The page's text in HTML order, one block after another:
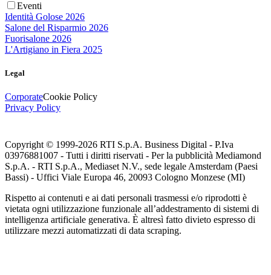
Eventi
Identità Golose 2026
Salone del Risparmio 2026
Fuorisalone 2026
L'Artigiano in Fiera 2025
Legal
CorporateCookie Policy
Privacy Policy
Copyright © 1999-2026 RTI S.p.A. Business Digital - P.Iva
03976881007 - Tutti i diritti riservati - Per la pubblicità Mediamond
S.p.A. - RTI S.p.A., Mediaset N.V., sede legale Amsterdam (Paesi
Bassi) - Uffici Viale Europa 46, 20093 Cologno Monzese (MI)
Rispetto ai contenuti e ai dati personali trasmessi e/o riprodotti è
vietata ogni utilizzazione funzionale all’addestramento di sistemi di
intelligenza artificiale generativa. È altresì fatto divieto espresso di
utilizzare mezzi automatizzati di data scraping.